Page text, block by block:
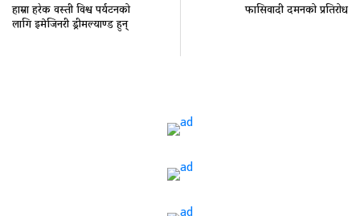
हाम्रा हरेक वस्ती विश्व पर्यटनको
लागि इमेजिनरी ड्रीमल्याण्ड हुन्
फासिवादी दमनको प्रतिरोध